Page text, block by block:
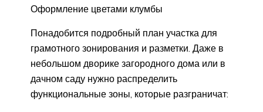
Оформление цветами клумбы
Понадобится подробный план участка для
грамотного зонирования и разметки. Даже в
небольшом дворике загородного дома или в
дачном саду нужно распределить
функциональные зоны, которые разграничат: